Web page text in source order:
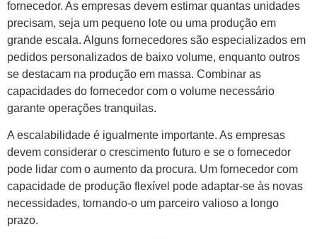
fornecedor. As empresas devem estimar quantas unidades
precisam, seja um pequeno lote ou uma produção em
grande escala. Alguns fornecedores são especializados em
pedidos personalizados de baixo volume, enquanto outros
se destacam na produção em massa. Combinar as
capacidades do fornecedor com o volume necessário
garante operações tranquilas.
A escalabilidade é igualmente importante. As empresas
devem considerar o crescimento futuro e se o fornecedor
pode lidar com o aumento da procura. Um fornecedor com
capacidade de produção flexível pode adaptar-se às novas
necessidades, tornando-o um parceiro valioso a longo
prazo.